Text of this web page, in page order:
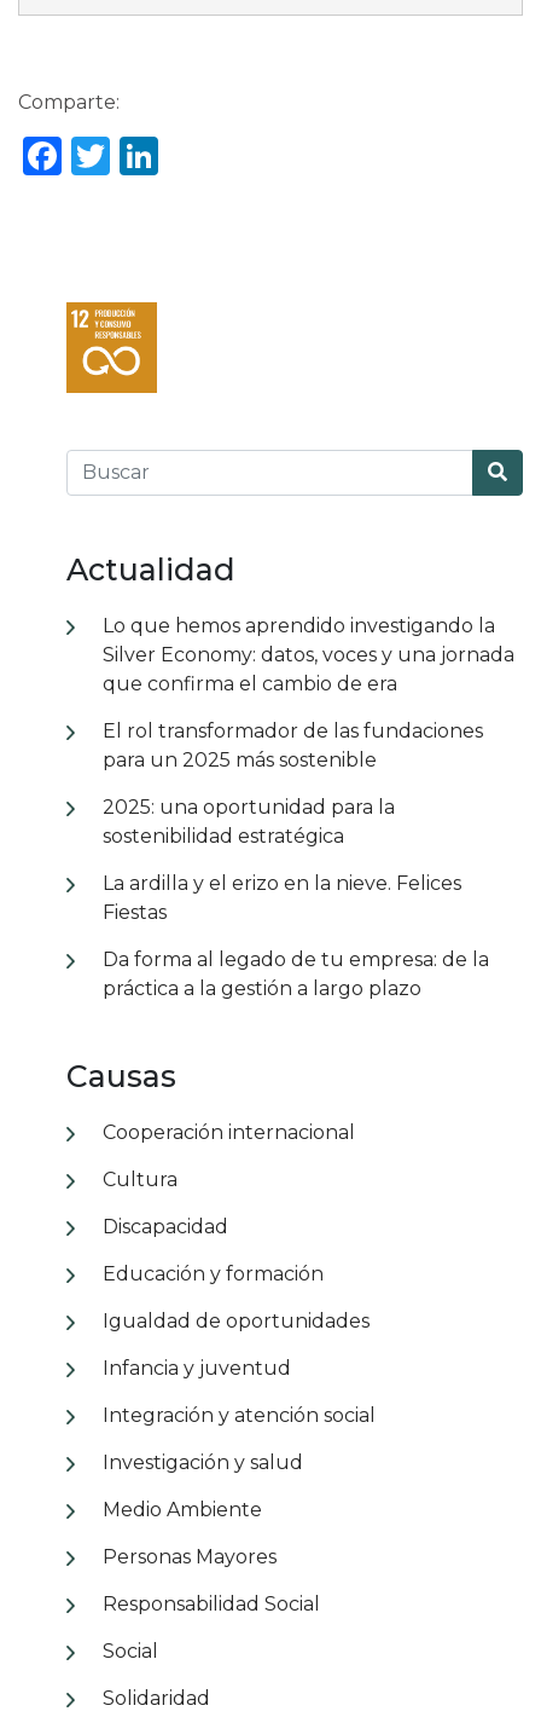
Comparte:
Facebook
Twitter
Actualidad
Lo que hemos aprendido investigando la
Silver Economy: datos, voces y una jornada
que confirma el cambio de era
El rol transformador de las fundaciones
para un 2025 más sostenible
2025: una oportunidad para la
sostenibilidad estratégica
La ardilla y el erizo en la nieve. Felices
Fiestas
Da forma al legado de tu empresa: de la
práctica a la gestión a largo plazo
Causas
Cooperación internacional
Cultura
Discapacidad
Educación y formación
Igualdad de oportunidades
Infancia y juventud
Integración y atención social
Investigación y salud
Medio Ambiente
Personas Mayores
Responsabilidad Social
Social
Solidaridad